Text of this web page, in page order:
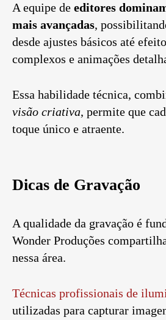
A equipe de editores
mais avançadas,
desde ajustes básicos até
complexos e animações
Essa habilidade técnica,
visão criativa, permite que
toque único e atraente.
Dicas de Gravação
A qualidade da gravação é
Wonder Produções
nessa área.
Técnicas profissionais de
utilizadas para capturar